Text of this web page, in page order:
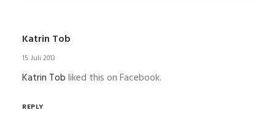
Katrin Tob
15. Juli 2013
Katrin Tobliked this on Facebook.
REPLY